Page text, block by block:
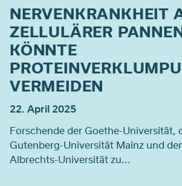
NERVENKRANKHEIT
ZELLULÄRER
KÖNNTE
VERMEIDEN
22. April 2025
Forschende der Goethe-Universität,
Gutenberg-Universität Mainz und
Albrechts-Universität zu...